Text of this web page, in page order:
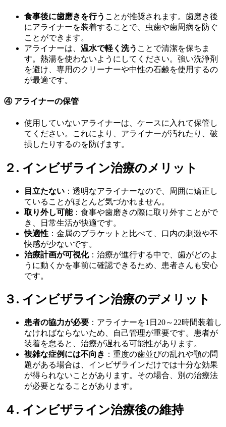
食事後に歯磨きを行う ことが推奨されます。歯磨き後
にアライナーを装着することで、虫歯や歯周病を防ぐ
ことができます。
アライナーは、 温水で軽く洗う ことで清潔を保ちま
す。熱湯を使わないようにしてください。強い洗浄剤
を避け、専用のクリーナーや中性の石鹸を使用するの
が最適です。
④ アライナーの保管
使用していないアライナーは、ケースに入れて保管し
てください。これにより、アライナーが汚れたり、破
損したりするのを防げます。
２. インビザライン治療のメリット
目立たない ：透明なアライナーなので、周囲に矯正し
ていることがほとんど気づかれません。
取り外し可能：食事や歯磨きの際に取り外すことがで
き、日常生活が快適です。
快適性 ：金属のブラケットと比べて、口内の刺激や不
快感が少ないです。
治療計画が可視化：治療が進行する中で、歯がどのよ
うに動くかを事前に確認できるため、患者さんも安心
です。
３. インビザライン治療のデメリット
患者の協力が必要 ：アライナーを1日20～22時間装着し
なければならないため、自己管理が重要です。患者が
装着を怠ると、治療が遅れる可能性があります。
複雑な症例には不向き ：重度の歯並びの乱れや顎の問
題がある場合は、インビザラインだけでは十分な効果
が得られないことがあります。その場合、別の治療法
が必要となることがあります。
４. インビザライン治療後の維持